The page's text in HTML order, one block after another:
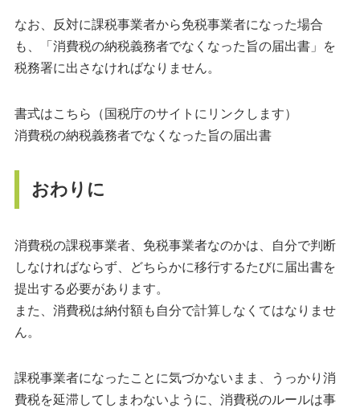
なお、反対に課税事業者から免税事業者になった場合
も、「消費税の納税義務者でなくなった旨の届出書」を
税務署に出さなければなりません。
書式はこちら（国税庁のサイトにリンクします）
消費税の納税義務者でなくなった旨の届出書
おわりに
消費税の課税事業者、免税事業者なのかは、自分で判断
しなければならず、どちらかに移行するたびに届出書を
提出する必要があります。
また、消費税は納付額も自分で計算しなくてはなりませ
ん。
課税事業者になったことに気づかないまま、うっかり消
費税を延滞してしまわないように、消費税のルールは事